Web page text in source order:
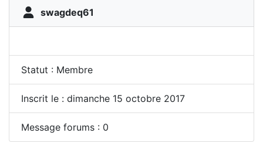
swagdeq61
Statut : Membre
Inscrit le : dimanche 15 octobre 2017
Message forums : 0